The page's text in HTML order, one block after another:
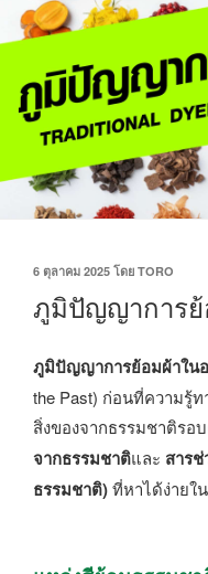
6 ตุลาคม 2025 โดย TORO
ภูมิปัญญาการย้
ภูมิปัญญาการย้อมผ้าใน
the Past) ก่อนที่ความรู้
สิ่งของจากธรรมชาติรอ
จากธรรมชาติและ สาร
ธรรมชาติ)ที่หาได้ง่ายใ